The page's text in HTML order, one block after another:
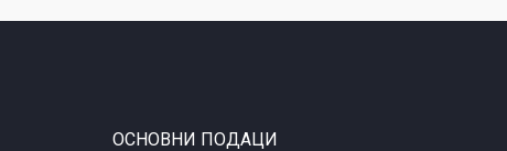
ОСНОВНИ ПОДАЦИ